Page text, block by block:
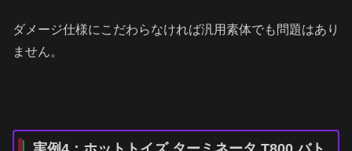
ダメージ仕様にこだわらなければ汎用素体でも問題はあり
ません。